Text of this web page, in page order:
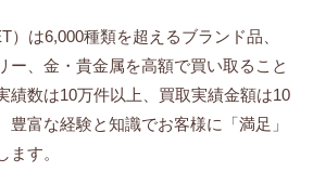
）は6,000種類を超えるブランド品、
、 金・貴金属を高額で買い取ること
績数は10万件以上、買取実績金額は10
豊富な経験と知識でお客様に「満足」
ます。